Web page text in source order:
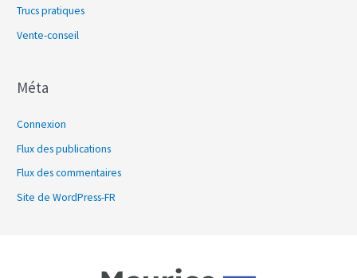
Trucs pratiques
Vente-conseil
Méta
Connexion
Flux des publications
Flux des commentaires
Site de WordPress-FR